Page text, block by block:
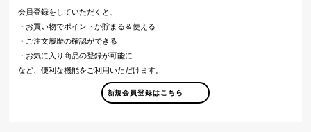
会員登録をしていただくと、
・お買い物でポイントが貯まる＆使える
・ご注文履歴の確認ができる
・お気に入り商品の登録が可能に
など、便利な機能をご利用いただけます。
新規会員登録はこちら